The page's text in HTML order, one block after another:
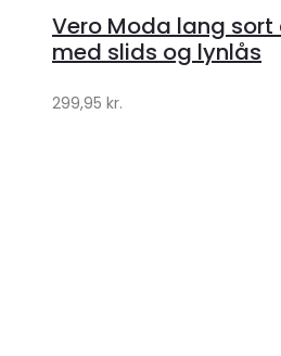
Klædeskabet.dk
Vero Moda lang
med slids og lynlås
299,95 kr.